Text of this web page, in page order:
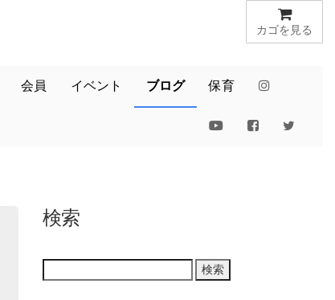
カゴを見る
会員 イベント ブログ 保育
検索